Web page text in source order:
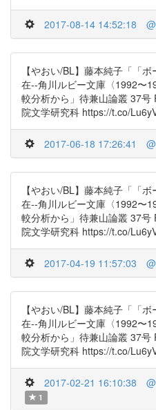
2017-08-14 14:52:18
【やおい/BL】藤本純子「「
在--角川ルビー文庫〈1992〜
較分析から」待兼山論叢 37
院文学研究科 https://t.co/
2017-06-18 17:26:41
【やおい/BL】藤本純子「「
在--角川ルビー文庫〈1992〜
較分析から」待兼山論叢 37
院文学研究科 https://t.co/
2017-04-19 11:57:03
【やおい/BL】藤本純子「「
在--角川ルビー文庫〈1992〜
較分析から」待兼山論叢 37
院文学研究科 https://t.co/
2017-02-21 16:10:38
1